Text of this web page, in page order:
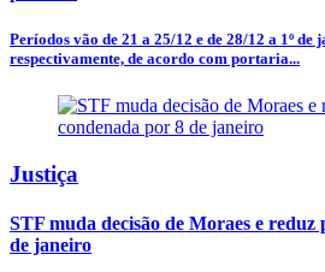
Períodos vão de 21 a 25/12 e de 28/12 a 1º de
respectivamente, de acordo com portaria...
Justiça
STF muda decisão de Moraes e reduz
de janeiro